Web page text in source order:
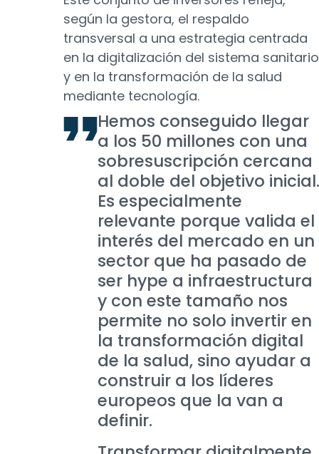
según la gestora, el respaldo
transversal a una estrategia centrada
en la digitalización del sistema sanitario
y en la transformación de la salud
mediante tecnología.
Hemos conseguido llegar
a los 50 millones con una
sobresuscripción cercana
al doble del objetivo inicial.
Es especialmente
relevante porque valida el
interés del mercado en un
sector que ha pasado de
ser hype a infraestructura
y con este tamaño nos
permite no solo invertir en
la transformación digital
de la salud, sino ayudar a
construir a los líderes
europeos que la van a
definir.